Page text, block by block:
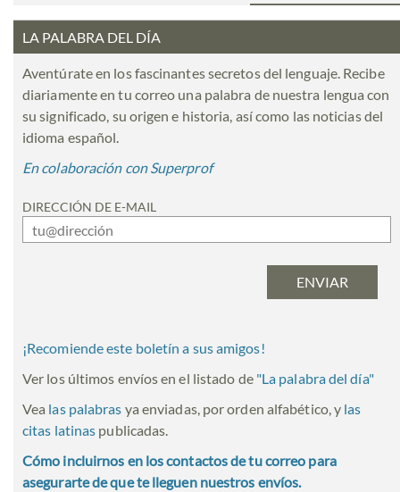
LA PALABRA DEL DÍA
Aventúrate en los fascinantes secretos del lenguaje. Recibe
diariamente en tu correo una palabra de nuestra lengua con
su significado, su origen e historia, así como las noticias del
idioma español.
En colaboración con Superprof
DIRECCIÓN DE E-MAIL
¡Recomiende este boletín a sus amigos!
Ver los últimos envíos en el listado de "La palabra del día"
Vea las palabras ya enviadas, por orden alfabético, y las
citas latinas publicadas.
Cómo incluirnos en los contactos de tu correo para
asegurarte de que te lleguen nuestros envíos.